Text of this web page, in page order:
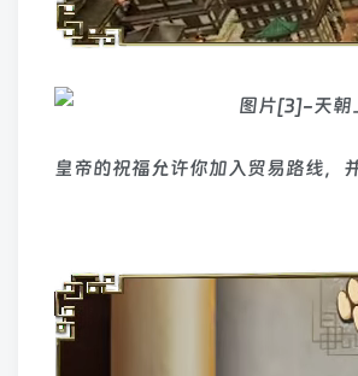
皇帝的祝福允许你加入贸易路线，